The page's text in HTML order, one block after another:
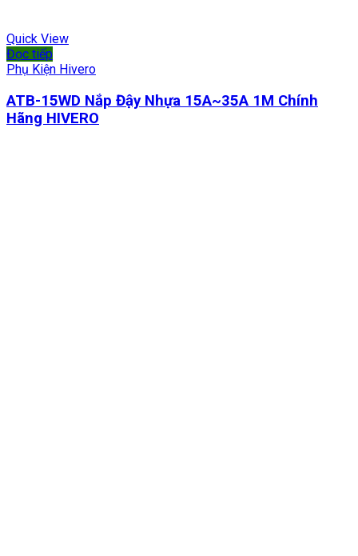
Quick View
Đọc tiếp
Phụ Kiện Hivero
ATB-15WD Nắp Đậy Nhựa 15A~35A 1M Chính
Hãng HIVERO